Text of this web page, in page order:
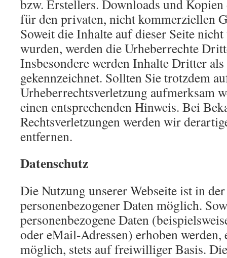
bzw. Erstellers. Downloads und
für den privaten, nicht kommerziellen
Soweit die Inhalte auf dieser Seite
wurden, werden die Urheberrechte
Insbesondere werden Inhalte Dritter als
gekennzeichnet. Sollten Sie trotzdem
Urheberrechtsverletzung aufmerksam
einen entsprechenden Hinweis. Bei
Rechtsverletzungen werden wir
entfernen.
Datenschutz
Die Nutzung unserer Webseite ist in
personenbezogener Daten möglich.
personenbezogene Daten
oder eMail-Adressen) erhoben
möglich, stets auf freiwilliger Basis.